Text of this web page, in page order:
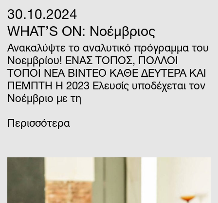
30.10.2024
WHAT’S ON: Νοέμβριος
Ανακαλύψτε το αναλυτικό πρόγραμμα του
Νοεμβρίου! ΕΝΑΣ ΤΟΠΟΣ, ΠΟΛΛΟΙ
ΤΟΠΟΙ ΝΕΑ ΒΙΝΤΕΟ ΚΑΘΕ ΔΕΥΤΕΡΑ ΚΑΙ
ΠΕΜΠΤΗ H 2023 Ελευσίς υποδέχεται τον
Νοέμβριο με τη
Περισσότερα